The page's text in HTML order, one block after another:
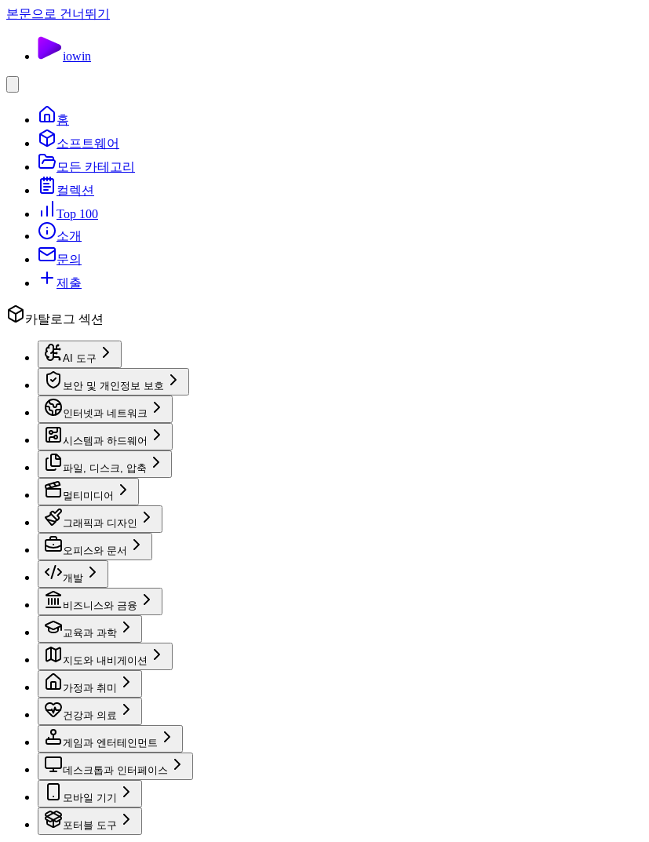
본문으로 건너뛰기
iowin
홈
소프트웨어
모든 카테고리
컬렉션
Top 100
소개
문의
제출
카탈로그 섹션
AI 도구
보안 및 개인정보 보호
인터넷과 네트워크
시스템과 하드웨어
파일, 디스크, 압축
멀티미디어
그래픽과 디자인
오피스와 문서
개발
비즈니스와 금융
교육과 과학
지도와 내비게이션
가정과 취미
건강과 의료
게임과 엔터테인먼트
데스크톱과 인터페이스
모바일 기기
포터블 도구